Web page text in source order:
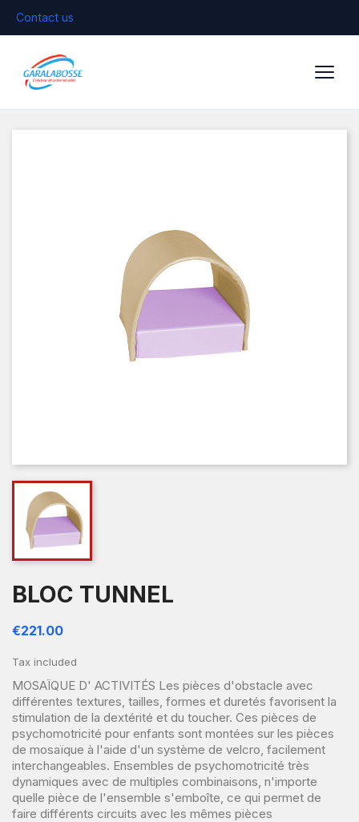
Contact us
BLOC TUNNEL
€221.00
Tax included
MOSAÏQUE D' ACTIVITÉS Les pièces d'obstacle avec
différentes textures, tailles, formes et duretés favorisent la
stimulation de la dextérité et du toucher. Ces pièces de
psychomotricité pour enfants sont montées sur les pièces
de mosaïque à l'aide d'un système de velcro, facilement
interchangeables. Ensembles de psychomotricité très
dynamiques avec de multiples combinaisons, n'importe
quelle pièce de l'ensemble s'emboîte, ce qui permet de
faire différents circuits avec les mêmes pièces